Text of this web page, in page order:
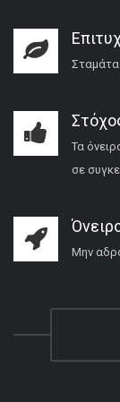
Σταμάτα
Τα
σε
Μην